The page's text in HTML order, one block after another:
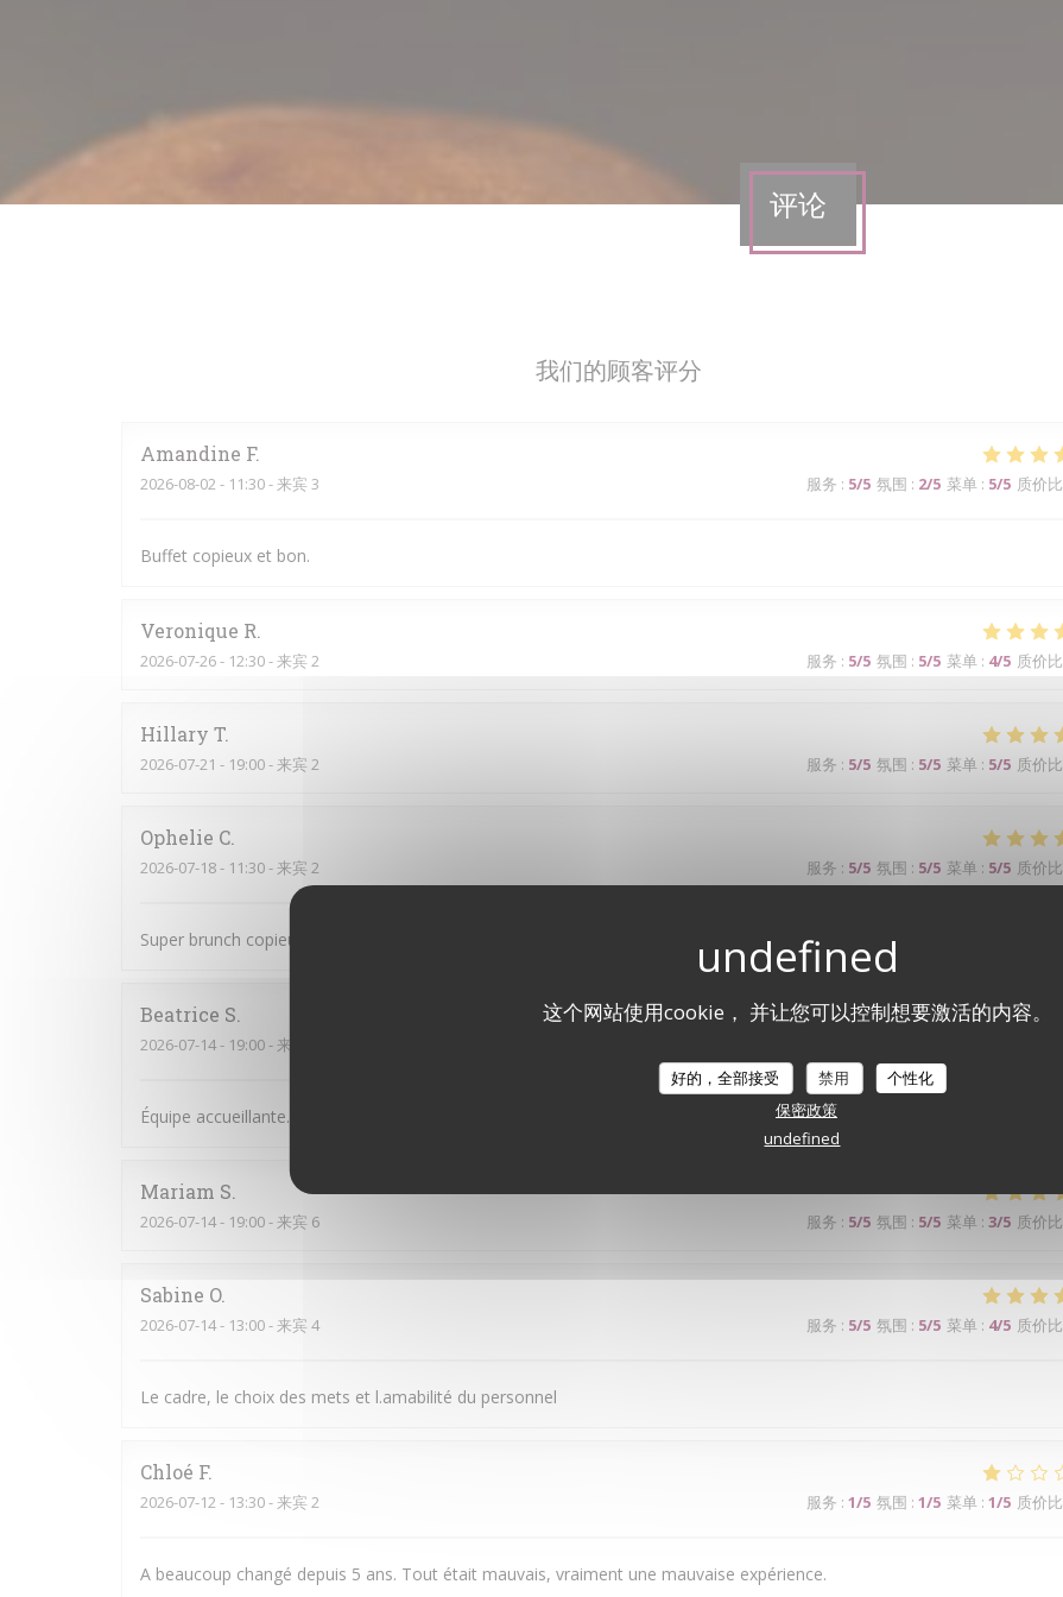
这个网站使用cookie， 并让您可以控制想要激活的内容。
好的，全部接受 禁用
个性化
保密政策
undefined
评论
我们的顾客评分
Amandine F
2026-08-02 - 11:30 - 来宾 3 服务 : 5/5 氛围 : 2/5 菜单 : 5/5 质价比
Buffet copieux et bon.
Veronique R
2026-07-26- 12:30 - 来宾 2 服务 : 5/5 氛围 : 5/5 菜单 : 4/5 质价比
Hillary T
2026-07-21 - 19:00 - 来宾 2 服务 : 5/5 氛围 : 5/5 菜单 : 5/5 质价比
Ophelie C
2026-07-18- 11:30 - 来宾 2 服务 : 5/5 氛围 : 5/5 菜单 : 5/5 质价比
Super brunch copieux et bon Le serveur était au top !
Beatrice S
2026-07-14- 19:00 - 来宾 6
Équipe accueillante. Bonne Ambiance et on y mange bien. Je recommande
Mariam S
2026-07-14- 19:00 - 来宾 6 服务 : 5/5 氛围 : 5/5 菜单 : 3/5 质价比
Sabine O
2026-07-14- 13:00 - 来宾 4 服务 : 5/5 氛围 : 5/5 菜单 : 4/5 质价比
Le cadre, le choix des mets et l.amabilité du personnel
Chloé F
2026-07-12 - 13:30 - 来宾 2 服务 : 1/5 氛围 : 1/5 菜单 : 1/5 质价比
A beaucoup changé depuis 5 ans. Tout était mauvais, vraiment une mauvaise expérience.